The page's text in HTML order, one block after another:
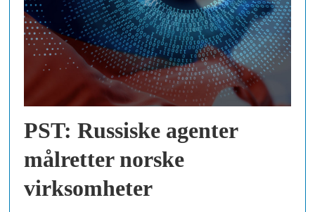
PST: Russiske agenter
målretter norske
virksomheter